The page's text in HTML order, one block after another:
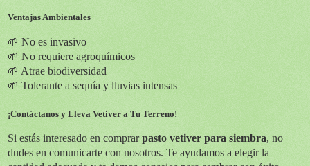
Ventajas Ambientales
🌱 No es invasivo
🌱 No requiere agroquímicos
🌱 Atrae biodiversidad
🌱 Tolerante a sequía y lluvias intensas
¡Contáctanos y Lleva Vetiver a Tu Terreno!
Si estás interesado en comprarpasto vetiver para siembra, no
dudes en comunicarte con nosotros. Te ayudamos a elegir la